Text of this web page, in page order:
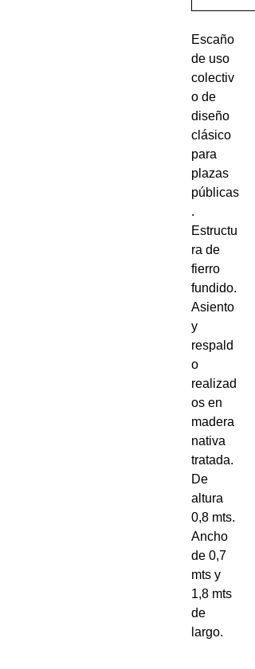
Escaño
de uso
colectiv
o de
diseño
clásico
para
plazas
públicas
.
Estructu
ra de
fierro
fundido.
Asiento
y
respald
o
realizad
os en
madera
nativa
tratada.
De
altura
0,8 mts.
Ancho
de 0,7
mts y
1,8 mts
de
largo.